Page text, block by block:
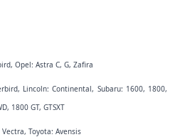
Opel: Astra C, G, Zafira
Lincoln: Continental, Subaru: 1600, 1800,
1800 GT, GTSXT
Toyota: Avensis